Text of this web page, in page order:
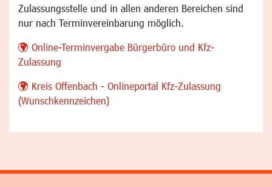
Zulassungsstelle und in allen anderen Bereichen sind
nur nach Terminvereinbarung möglich.
Online-Terminvergabe Bürgerbüro und Kfz-
Zulassung
Kreis Offenbach - Onlineportal Kfz-Zulassung
(Wunschkennzeichen)